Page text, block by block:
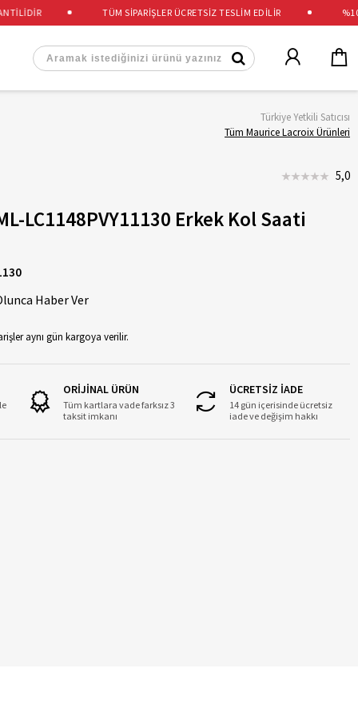
TÜM SİPARİŞLER ÜCRETSİZ TESLİM EDİLİR %100
Türkiye Yetkili Satıcısı
Tüm Maurice Lacroix Ürünleri
5,0
LC1148PVY11130 Erkek Kol Saati
Haber Ver
aynı gün kargoya verilir.
ORİJİNAL ÜRÜN
Tüm kartlara vade farksız 3
taksit imkanı
ÜCRETSİZ İADE
14 gün içerisinde ücretsiz
iade ve değişim hakkı